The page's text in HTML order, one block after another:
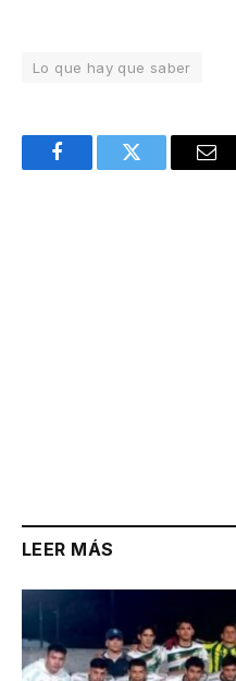
Lo que hay que saber
FacebookTwitter
LEER MÁS